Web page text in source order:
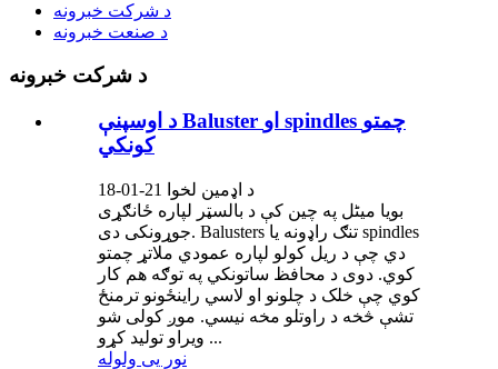
د شرکت خبرونه
د صنعت خبرونه
د شرکت خبرونه
د اوسپنې Baluster او spindles چمتو
کونکي
د اډمین لخوا 21-01-18
بویا میٹل په چین کې د بالسټر لپاره ځانګړی
جوړونکی دی. Balusters تنګ راډونه یا spindles
دي چې د ریل کولو لپاره عمودي ملاتړ چمتو
کوي. دوی د محافظ ساتونکي په توګه هم کار
کوي چې خلک د چلونو او لاسي راینځونو ترمنځ
تشې څخه د راوتلو مخه نیسي. موږ کولی شو
ویراو تولید کړو ...
نور یی ولوله